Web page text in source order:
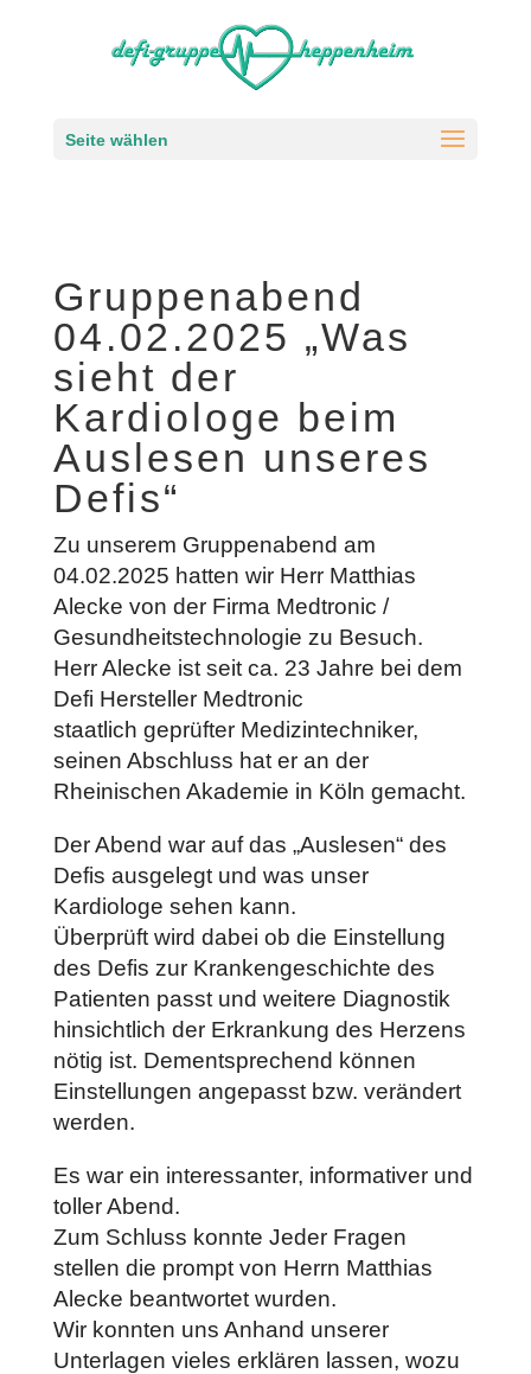
Seite wählen
Gruppenabend
04.02.2025 „Was
sieht der
Kardiologe beim
Auslesen unseres
Defis“
Zu unserem Gruppenabend am
04.02.2025 hatten wir Herr Matthias
Alecke von der Firma Medtronic /
Gesundheitstechnologie zu Besuch.
Herr Alecke ist seit ca. 23 Jahre bei dem
Defi Hersteller Medtronic
staatlich geprüfter Medizintechniker,
seinen Abschluss hat er an der
Rheinischen Akademie in Köln gemacht.
Der Abend war auf das „Auslesen“ des
Defis ausgelegt und was unser
Kardiologe sehen kann.
Überprüft wird dabei ob die Einstellung
des Defis zur Krankengeschichte des
Patienten passt und weitere Diagnostik
hinsichtlich der Erkrankung des Herzens
nötig ist. Dementsprechend können
Einstellungen angepasst bzw. verändert
werden.
Es war ein interessanter, informativer und
toller Abend.
Zum Schluss konnte Jeder Fragen
stellen die prompt von Herrn Matthias
Alecke beantwortet wurden.
Wir konnten uns Anhand unserer
Unterlagen vieles erklären lassen, wozu